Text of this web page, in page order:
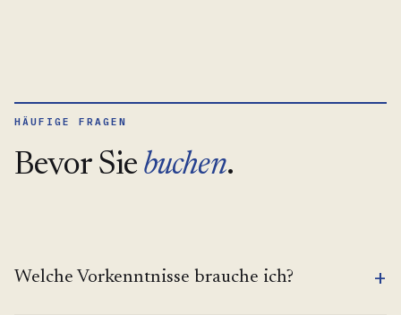
HÄUFIGE FRAGEN
Bevor Siebuchen.
Welche Vorkenntnisse brauche ich? +